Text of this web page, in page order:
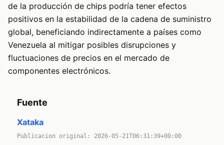
de la producción de chips podría tener efectos
positivos en la estabilidad de la cadena de suministro
global, beneficiando indirectamente a países como
Venezuela al mitigar posibles disrupciones y
fluctuaciones de precios en el mercado de
componentes electrónicos.
Fuente
Xataka
Publicacion original: 2026-05-21T06:31:39+00:00